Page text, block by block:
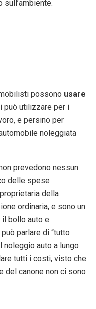
possono usare
può utilizzare per i
e persino per
noleggiata
prevedono nessun
delle spese
della
ordinaria, e sono un
bollo auto e
parlare di “tutto
noleggio auto a lungo
tutti i costi, visto che
del canone non ci sono